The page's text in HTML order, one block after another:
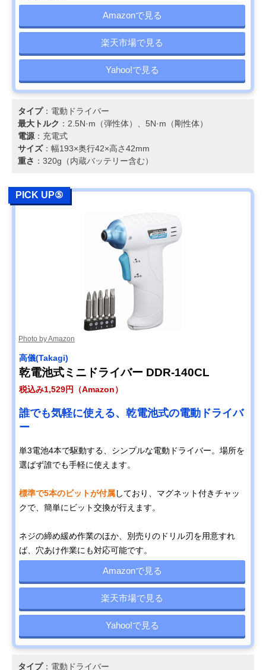
Amazonで見る
楽天市場で見る
Yahoo!で見る
タイプ：電動ドライバー
最大トルク ：2.5N·m（弾性体）、5N·m（剛性体）
電源 ：充電式
サイズ：幅193×奥行42×高さ42mm
重さ ：320g（内蔵バッテリー含む）
PICK UP⑤
Photo by Amazon
高儀(Takagi)
乾電池式ミニドライバー DDR-140CL
税込み1,529円（Amazon）
誰でも気軽に使える、乾電池式の電動ドライバ
ー
単3電池4本で駆動する、シンプルな電動ドライバー。場所を
選ばず誰でも手軽に使えます。
標準で5本のビットが付属しており、マグネット付きチャッ
クで、簡単にビット交換が行えます。
ネジの締め緩め作業のほか、別売りのドリル刃を用意すれ
ば、穴あけ作業にも対応可能です。
Amazonで見る
楽天市場で見る
Yahoo!で見る
タイプ：電動ドライバー